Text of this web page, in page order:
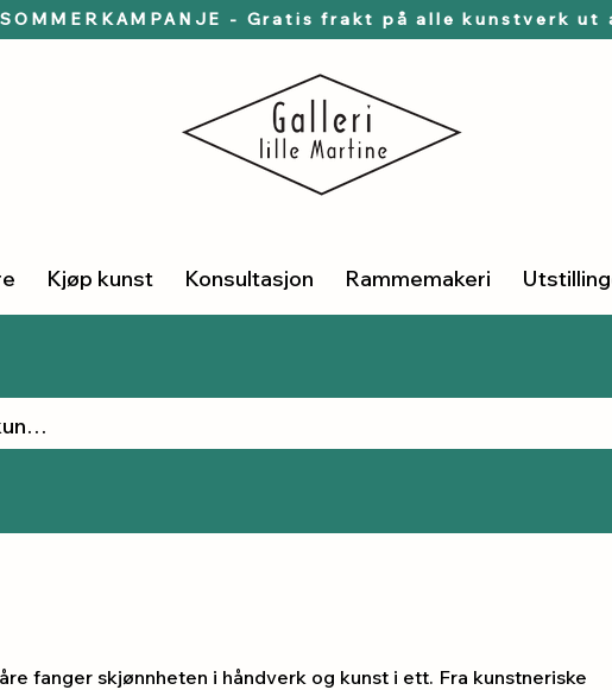
SOMMERKAMPANJE - Gratis frakt på alle kunstverk ut
Kjøp kunst Konsultasjon Rammemakeri
fanger skjønnheten i håndverk og kunst i ett. Fra kunstneriske